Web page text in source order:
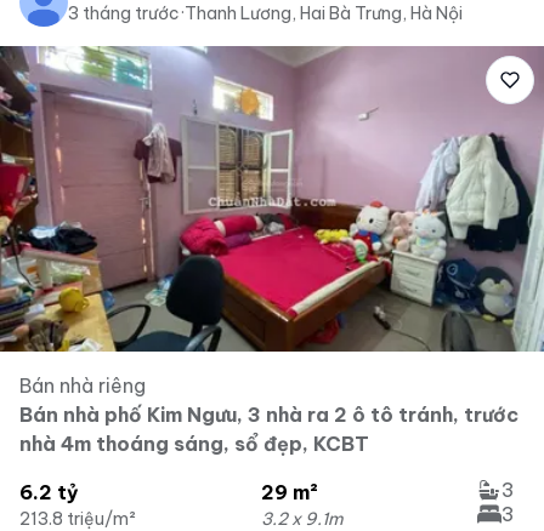
3 tháng trước·Thanh Lương, Hai Bà Trưng, Hà Nội
Bán nhà riêng
Bán nhà phố Kim Ngưu, 3 nhà ra 2 ô tô tránh, trước
nhà 4m thoáng sáng, sổ đẹp, KCBT
6.2 tỷ
213.8 triệu/m²
29 m²
3.2 x 9.1m
3
3